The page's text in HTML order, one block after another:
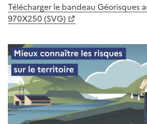
Télécharger le bandeau Géorisques
970X250 (SVG)